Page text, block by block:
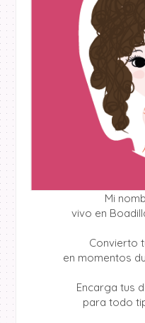
Mi
vivo en
Convierto
en momentos
Encarga tus
para todo